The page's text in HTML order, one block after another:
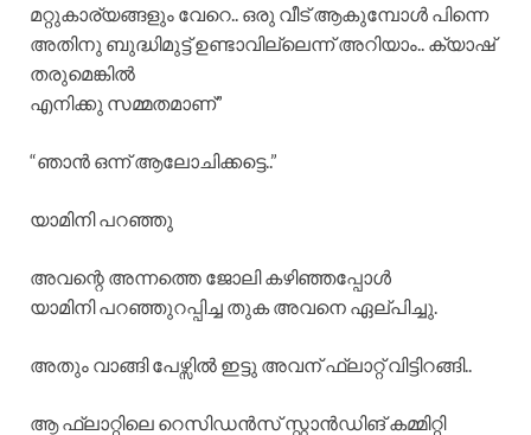
മറ്റുകാര്യങ്ങളും വേറെ.. ഒരു വീട് ആകുമ്പോൾ പിന്നെ
അതിനു ബുദ്ധിമുട്ട് ഉണ്ടാവില്ലെന്ന് അറിയാം.. ക്യാഷ്
തരുമെങ്കിൽ
എനിക്കു സമ്മതമാണ്”
“ഞാൻ ഒന്ന് ആലോചിക്കട്ടെ..”
യാമിനി പറഞ്ഞു
അവന്റെ അന്നത്തെ ജോലി കഴിഞ്ഞപ്പോൾ
യാമിനി പറഞ്ഞുറപ്പിച്ച തുക അവനെ ഏല്പിച്ചു.
അതും വാങ്ങി പേഴ്സിൽ ഇട്ടു അവന് ഫ്ലാറ്റ് വിട്ടിറങ്ങി..
ആ ഫ്ലാറ്റിലെ റെസിഡൻസ് സ്റ്റാൻഡിങ് കമ്മിറ്റി